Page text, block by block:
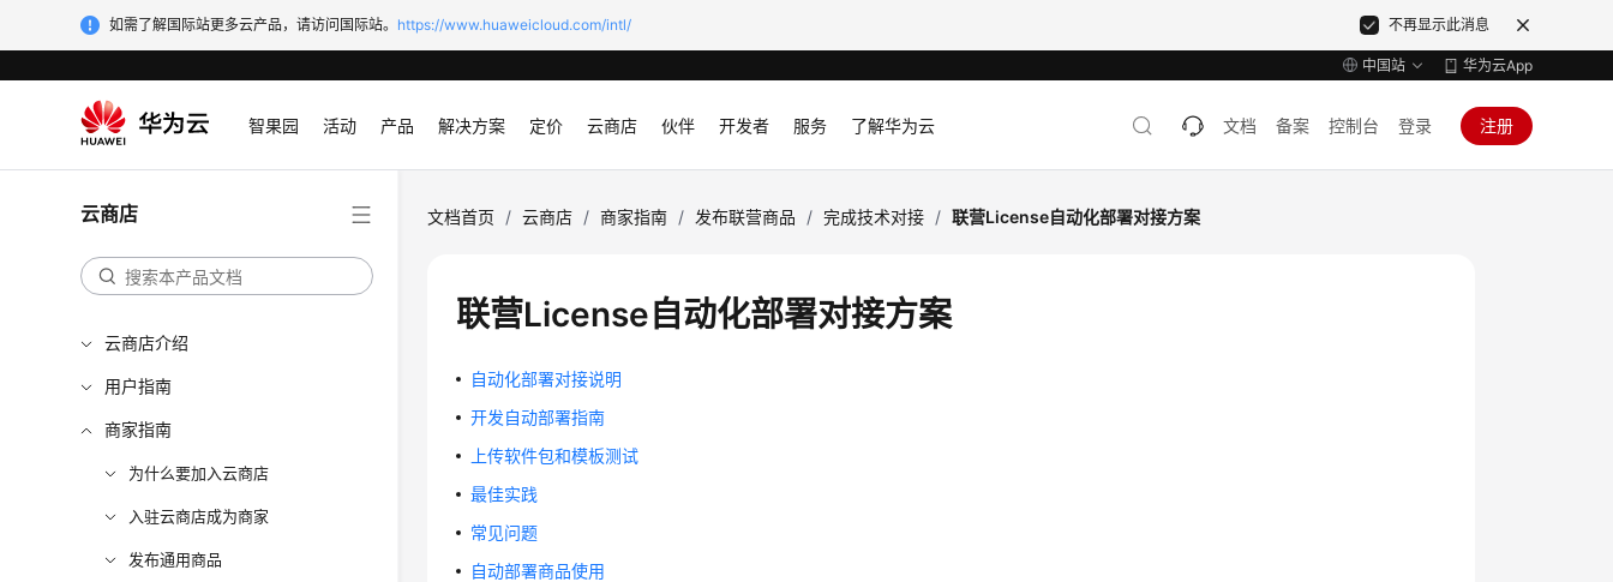
如需了解国际站更多云产品，请访问国际站。 https://www.huaweicloud.com/intl/ 不再显示此消息
中国站 华为云App
智果园 活动 产品 解决方案 定价 云商店 伙伴 开发者 服务 了解华为云 文档 备案 控制台 登录 注册
云商店
云商店介绍
用户指南
商家指南
为什么要加入云商店
入驻云商店成为商家
发布通用商品
文档首页 / 云商店 / 商家指南 / 发布联营商品 / 完成技术对接 / 联营License自动化部署对接方案
联营License自动化部署对接方案
自动化部署对接说明
开发自动部署指南
上传软件包和模板测试
最佳实践
常见问题
自动部署商品使用